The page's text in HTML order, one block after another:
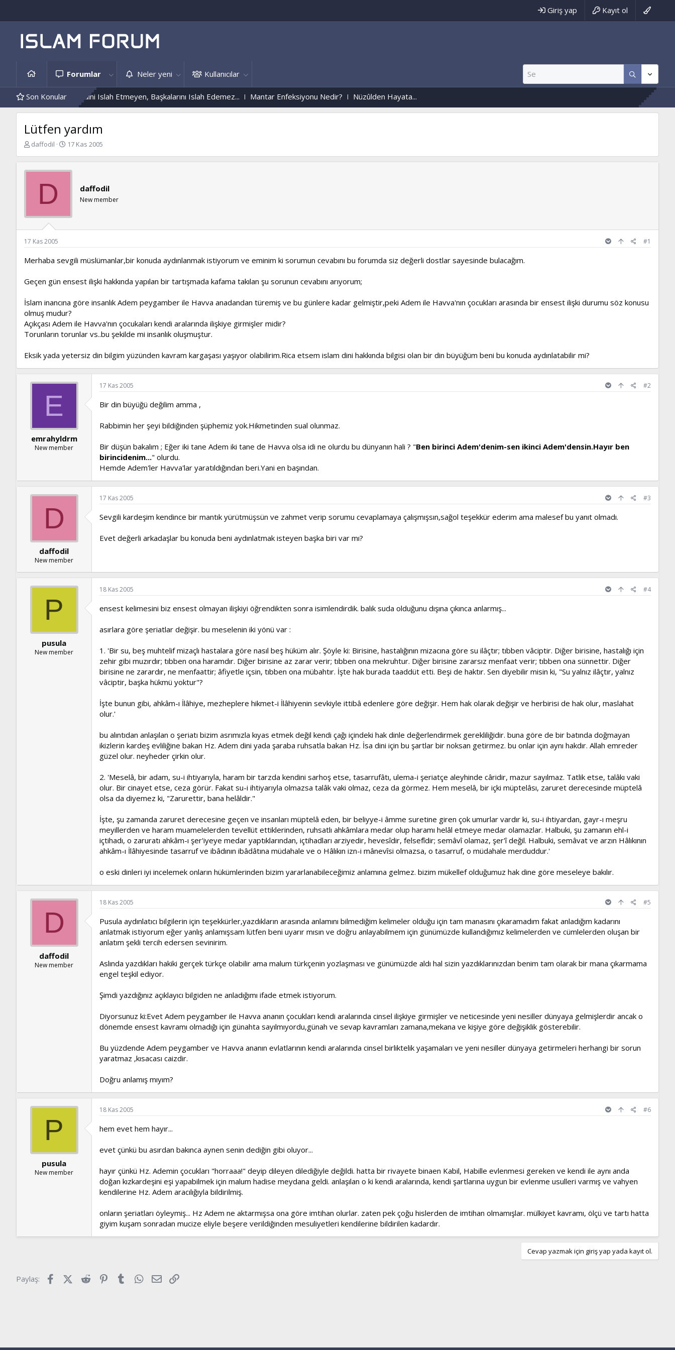
Giriş yap Kayıt ol
Forumlar Neler yeni Kullanıcılar
Son Konular
Kendini Islah Etmeyen, Başkalarını Islah Edemez... Mantar Enfeksiyonu Nedir? Nüzûlden Hayata...
Lütfen yardım
K
b
a
a
a
daffodil
B
l
ç
h
17 Kas 2005
D daffodil
New member
17 Kas 2005 #1
Merhaba sevgili müslümanlar,bir konuda aydınlanmak istiyorum ve eminim ki sorumun cevabını bu forumda siz değerli dostlar sayesinde bulacağım.
Geçen gün ensest ilişki hakkında yapılan bir tartışmada kafama takılan şu sorunun cevabını arıyorum;
İslam inancına göre insanlık Adem peygamber ile Havva anadandan türemiş ve bu günlere kadar gelmiştir,peki Adem ile Havva'nın çocukları arasında bir ensest ilişki durumu söz konusu
olmuş mudur?
Açıkçası Adem ile Havva'nın çocukaları kendi aralarında ilişkiye girmişler midir?
Torunların torunlar vs..bu şekilde mi insanlık oluşmuştur.
Eksik yada yetersiz din bilgim yüzünden kavram kargaşası yaşıyor olabilirim.Rica etsem islam dini hakkında bilgisi olan bir din büyüğüm beni bu konuda aydınlatabilir mi?
E
emrahyldrm
New member
17 Kas 2005 #2
Bir din büyüğü değilim amma ,
Rabbimin her şeyi bildiğinden şüphemiz yok.Hikmetinden sual olunmaz.
Bir düşün bakalım ; Eğer iki tane Adem iki tane de Havva olsa idi ne olurdu bu dünyanın hali ? "Ben birinci Adem'denim-sen ikinci Adem'densin.Hayır ben
birincidenim..." olurdu.
Hemde Adem'ler Havva'lar yaratıldığından beri.Yani en başından.
D
daffodil
New member
17 Kas 2005 #3
Sevgili kardeşim kendince bir mantık yürütmüşsün ve zahmet verip sorumu cevaplamaya çalışmışsın,sağol teşekkür ederim ama malesef bu yanıt olmadı.
Evet değerli arkadaşlar bu konuda beni aydınlatmak isteyen başka biri var mı?
P
pusula
New member
18 Kas 2005 #4
ensest kelimesini biz ensest olmayan ilişkiyi öğrendikten sonra isimlendirdik. balık suda olduğunu dışına çıkınca anlarmış...
asırlara göre şeriatlar değişir. bu meselenin iki yönü var :
1. 'Bir su, beş muhtelif mizaçlı hastalara göre nasıl beş hüküm alır. Şöyle ki: Birisine, hastalığının mizacına göre su ilâçtır; tıbben vâciptir. Diğer birisine, hastalığı için
zehir gibi muzırdır; tıbben ona haramdır. Diğer birisine az zarar verir; tıbben ona mekruhtur. Diğer birisine zararsız menfaat verir; tıbben ona sünnettir. Diğer
birisine ne zarardır, ne menfaattir; âfiyetle içsin, tıbben ona mübahtır. İşte hak burada taaddüt etti. Beşi de haktır. Sen diyebilir misin ki, "Su yalnız ilâçtır, yalnız
vâciptir, başka hükmü yoktur"?
İşte bunun gibi, ahkâm-ı İlâhiye, mezheplere hikmet-i İlâhiyenin sevkiyle ittibâ edenlere göre değişir. Hem hak olarak değişir ve herbirisi de hak olur, maslahat
olur.'
bu alıntıdan anlaşılan o şeriatı bizim asrımızla kıyas etmek değil kendi çağı içindeki hak dinle değerlendirmek gerekliliğidir. buna göre de bir batında doğmayan
ikizlerin kardeş evliliğine bakan Hz. Adem dini yada şaraba ruhsatla bakan Hz. İsa dini için bu şartlar bir noksan getirmez. bu onlar için aynı hakdır. Allah emreder
güzel olur. neyheder çirkin olur.
2. 'Meselâ, bir adam, su-i ihtiyarıyla, haram bir tarzda kendini sarhoş etse, tasarrufâtı, ulema-i şeriatçe aleyhinde câridir, mazur sayılmaz. Tatlik etse, talâkı vaki
olur. Bir cinayet etse, ceza görür. Fakat su-i ihtiyarıyla olmazsa talâk vaki olmaz, ceza da görmez. Hem meselâ, bir içki müptelâsı, zaruret derecesinde müptelâ
olsa da diyemez ki, "Zarurettir, bana helâldir."
İşte, şu zamanda zaruret derecesine geçen ve insanları müptelâ eden, bir beliyye-i âmme suretine giren çok umurlar vardır ki, su-i ihtiyardan, gayr-ı meşru
meyillerden ve haram muamelelerden tevellüt ettiklerinden, ruhsatlı ahkâmlara medar olup haramı helâl etmeye medar olamazlar. Halbuki, şu zamanın ehl-i
içtihadı, o zaruratı ahkâm-ı şer'iyeye medar yaptıklarından, içtihadları arziyedir, hevesîdir, felsefîdir; semâvî olamaz, şer'î değil. Halbuki, semâvat ve arzın Hâlıkının
ahkâm-ı İlâhiyesinde tasarruf ve ibâdının ibâdâtına müdahale ve o Hâlıkın izn-i mânevîsi olmazsa, o tasarruf, o müdahale merduddur.'
o eski dinleri iyi incelemek onların hükümlerinden bizim yararlanabileceğimiz anlamına gelmez. bizim mükellef olduğumuz hak dine göre meseleye bakılır.
D
daffodil
New member
18 Kas 2005 #5
Pusula aydınlatıcı bilgilerin için teşekkürler,yazdıkların arasında anlamını bilmediğim kelimeler olduğu için tam manasını çıkaramadım fakat anladığım kadarını
anlatmak istiyorum eğer yanlış anlamışsam lütfen beni uyarır mısın ve doğru anlayabilmem için günümüzde kullandığımız kelimelerden ve cümlelerden oluşan bir
anlatım şekli tercih edersen sevinirim.
Aslında yazdıkları hakiki gerçek türkçe olabilir ama malum türkçenin yozlaşması ve günümüzde aldı hal sizin yazdıklarınızdan benim tam olarak bir mana çıkarmama
engel teşkil ediyor.
Şimdi yazdığınız açıklayıcı bilgiden ne anladığımı ifade etmek istiyorum.
Diyorsunuz ki:Evet Adem peygamber ile Havva ananın çocukları kendi aralarında cinsel ilişkiye girmişler ve neticesinde yeni nesiller dünyaya gelmişlerdir ancak o
dönemde ensest kavramı olmadığı için günahta sayılmıyordu,günah ve sevap kavramları zamana,mekana ve kişiye göre değişiklik gösterebilir.
Bu yüzdende Adem peygamber ve Havva ananın evlatlarının kendi aralarında cinsel birliktelik yaşamaları ve yeni nesiller dünyaya getirmeleri herhangi bir sorun
yaratmaz ,kısacası caizdir.
Doğru anlamış mıyım?
P
pusula
New member
18 Kas 2005 #6
hem evet hem hayır...
evet çünkü bu asırdan bakınca aynen senin dediğin gibi oluyor...
hayır çünkü Hz. Ademin çocukları "horraaa!" deyip dileyen dilediğiyle değildi. hatta bir rivayete binaen Kabil, Habille evlenmesi gereken ve kendi ile aynı anda
doğan kızkardeşini eşi yapabilmek için malum hadise meydana geldi. anlaşılan o ki kendi aralarında, kendi şartlarına uygun bir evlenme usulleri varmış ve vahyen
kendilerine Hz. Adem aracılığıyla bildirilmiş.
onların şeriatları öyleymiş... Hz Adem ne aktarmışsa ona göre imtihan olurlar. zaten pek çoğu hislerden de imtihan olmamışlar. mülkiyet kavramı, ölçü ve tartı hatta
giyim kuşam sonradan mucize eliyle beşere verildiğinden mesuliyetleri kendilerine bildirilen kadardır.
Cevap yazmak için giriş yap yada kayıt ol.
Paylaş: FacebookX (Twitter)
Reddit PinterestTumblrWhatsApp
E-posta